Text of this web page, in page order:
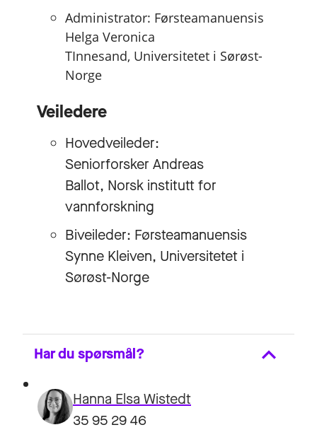
Administrator: Førsteamanuensis
Helga Veronica
TInnesand, Universitetet i Sørøst-
Norge
Veiledere
Hovedveileder:
Seniorforsker Andreas
Ballot, Norsk institutt for
vannforskning
Biveileder: Førsteamanuensis
Synne Kleiven, Universitetet i
Sørøst-Norge
Har du spørsmål?
Hanna Elsa Wistedt
35 95 29 46